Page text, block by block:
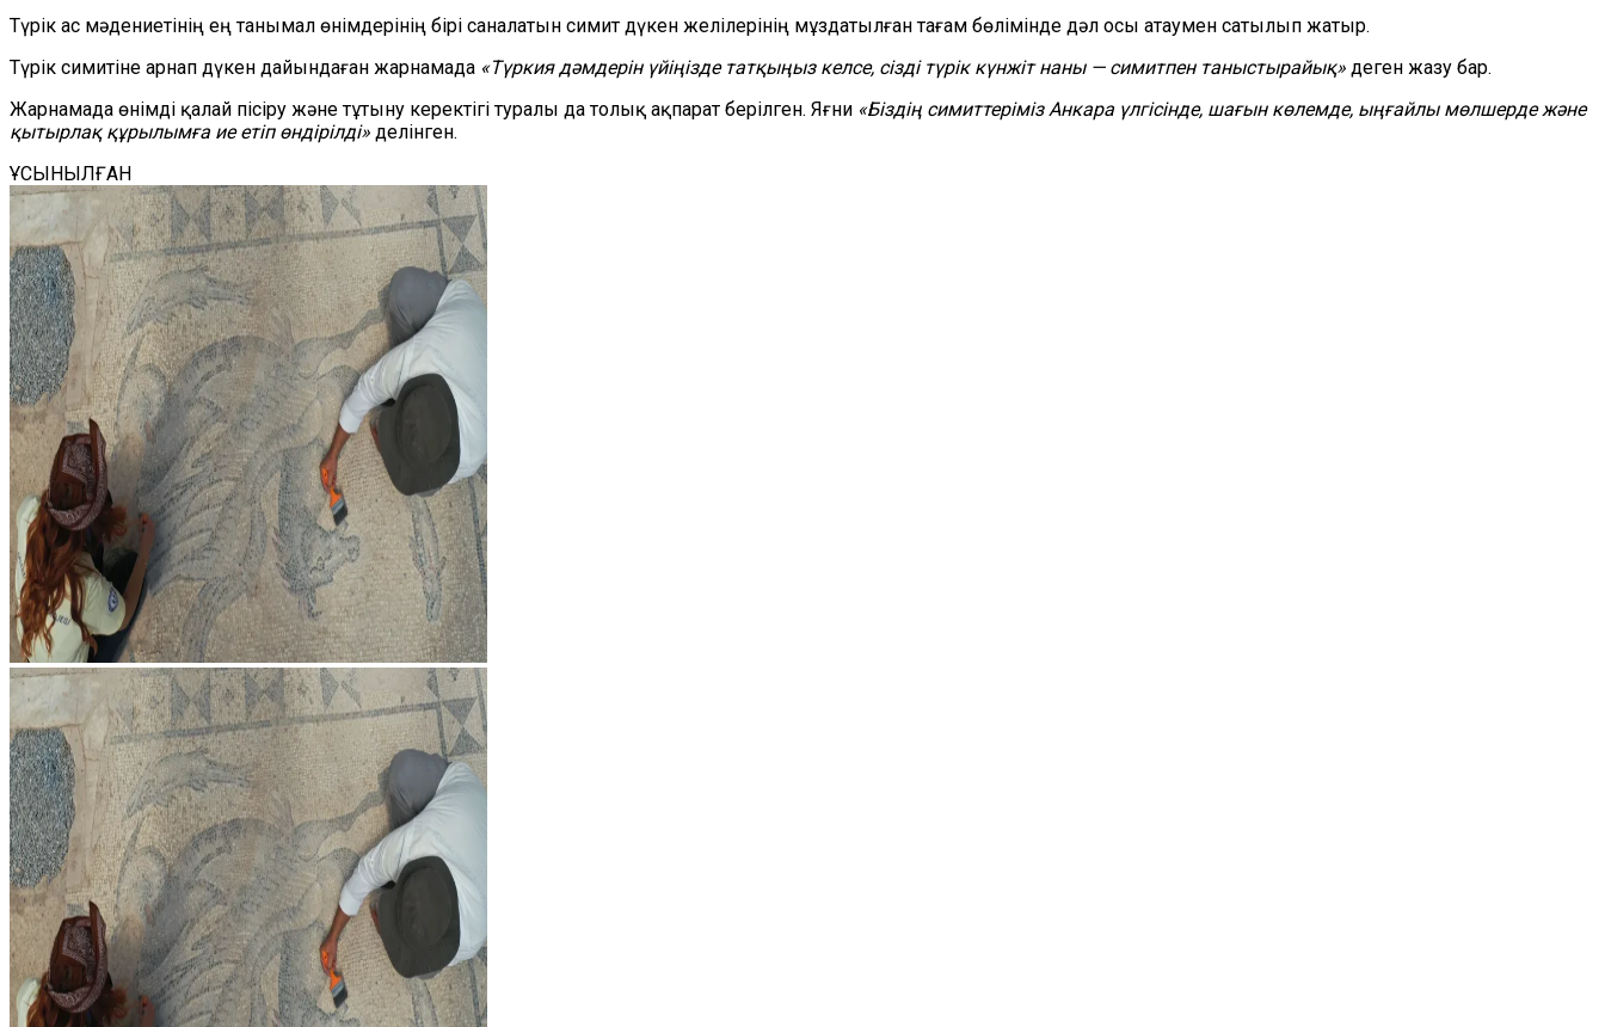
Түрік ас мәдениетінің ең танымал өнімдерінің бірі саналатын симит дүкен желілерінің мұздатылған тағам бөлімінде дәл осы атаумен сатылып жатыр.
Түрік симитіне арнап дүкен дайындаған жарнамада «Түркия дәмдерін үйіңізде татқыңыз келсе, сізді түрік күнжіт наны — симитпен таныстырайық» деген жазу бар.
Жарнамада өнімді қалай пісіру және тұтыну керектігі туралы да толық ақпарат берілген. Яғни «Біздің симиттеріміз Анкара үлгісінде, шағын көлемде, ыңғайлы мөлшерде және
қытырлақ құрылымға ие етіп өндірілді» делінген.
ҰСЫНЫЛҒАН